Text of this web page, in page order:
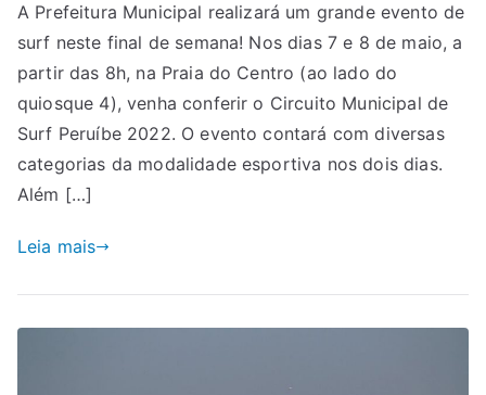
A Prefeitura Municipal realizará um grande evento de
surf neste final de semana! Nos dias 7 e 8 de maio, a
partir das 8h, na Praia do Centro (ao lado do
quiosque 4), venha conferir o Circuito Municipal de
Surf Peruíbe 2022. O evento contará com diversas
categorias da modalidade esportiva nos dois dias.
Além […]
Leia mais